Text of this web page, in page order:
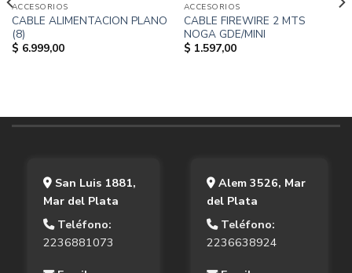
ACCESORIOS
CABLE ALIMENTACION PLANO
(8)
$ 6.999,00
ACCESORIOS
CABLE FIREWIRE 2 MTS
NOGA GDE/MINI
$ 1.597,00
San Luis 1881,
Mar del Plata
Teléfono:
2236881073
Alem 3526, Mar
del Plata
Teléfono:
2236638924